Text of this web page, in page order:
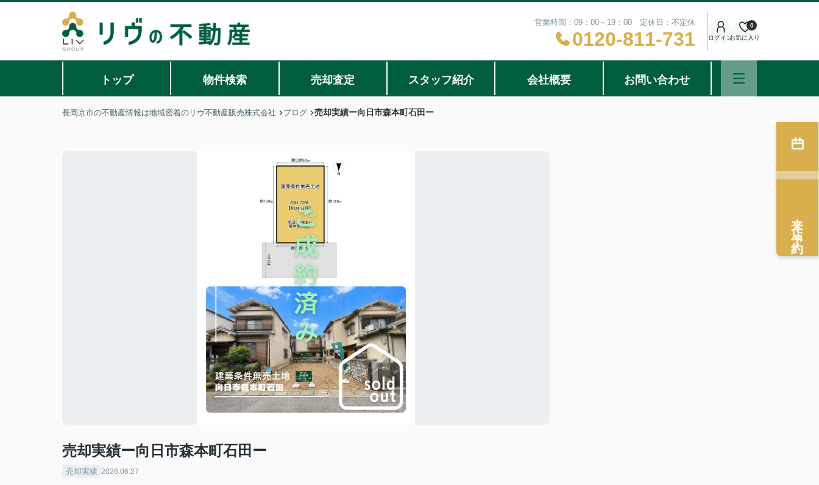
営業時間：09：00～19：00 定休日：不定休
0120-811-731 ログインお気に入り
0
トップ 物件検索 売却査定 スタッフ紹介 会社概要 お問い合わせ
長岡京市の不動産情報は地域密着のリヴ不動産販売株式会社 ブログ 売却実績ー向日市森本町石田ー
売却実績ー向日市森本町石田ー
売却実績 2026.06.27
来店予約